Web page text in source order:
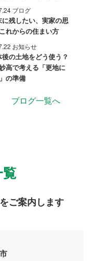
ブログ
に残したい、実家の思
れからの住まい方
お知らせ
後の土地をどう使う？
高で考える「更地に
の準備
ブログ一覧へ
ご案内します